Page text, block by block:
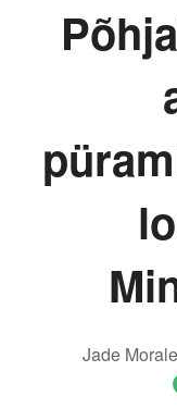
Jade